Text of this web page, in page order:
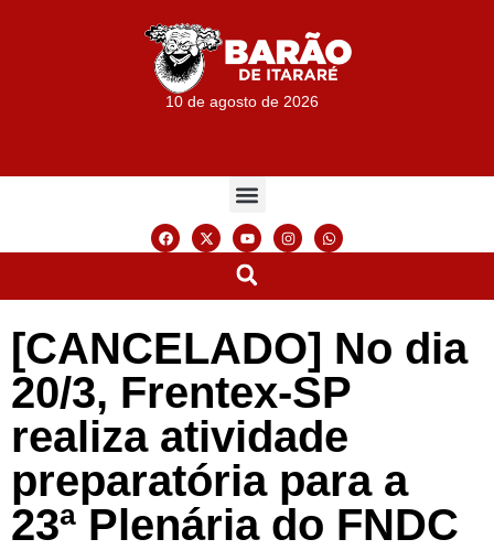
10 de agosto de 2026
[CANCELADO] No dia
20/3, Frentex-SP
realiza atividade
preparatória para a
23ª Plenária do FNDC